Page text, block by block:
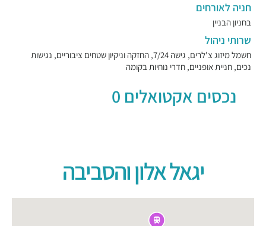
חניה לאורחים
בחניון הבניין
שרותי ניהול
חשמל מיזוג צ'לרים, גישה 7/24, החזקה וניקיון שטחים ציבוריים, נגישות
נכים, חניית אופניים, חדרי נוחיות בקומה
נכסים אקטואלים 0
יגאל אלון והסביבה